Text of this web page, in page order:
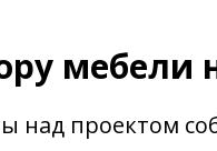
мебели
над проектом